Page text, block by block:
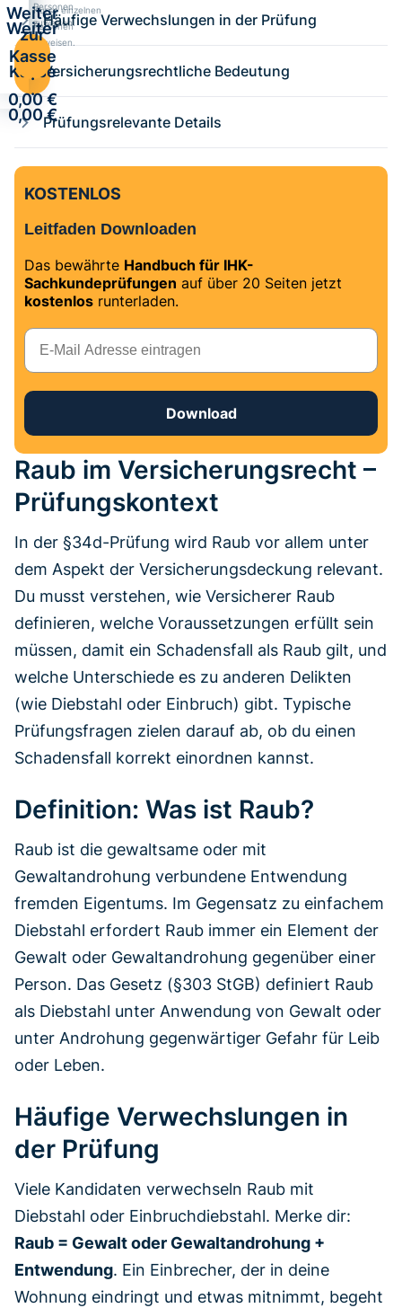
Personen
zuweisen.
Weiter
zur
Kasse
·
0,00 €
Kurse einzelnen
Personen
zuweisen.
Weiter
zur
Kasse
·
0,00 €
Häufige Verwechslungen in der Prüfung
Versicherungsrechtliche Bedeutung
Prüfungsrelevante Details
KOSTENLOS
Leitfaden Downloaden
Das bewährte Handbuch für IHK-
Sachkundeprüfungen auf über 20 Seiten jetzt
kostenlos runterladen.
E-Mail
Download
Raub im Versicherungsrecht –
Prüfungskontext
In der §34d-Prüfung wird Raub vor allem unter
dem Aspekt der Versicherungsdeckung relevant.
Du musst verstehen, wie Versicherer Raub
definieren, welche Voraussetzungen erfüllt sein
müssen, damit ein Schadensfall als Raub gilt, und
welche Unterschiede es zu anderen Delikten
(wie Diebstahl oder Einbruch) gibt. Typische
Prüfungsfragen zielen darauf ab, ob du einen
Schadensfall korrekt einordnen kannst.
Definition: Was ist Raub?
Raub ist die gewaltsame oder mit
Gewaltandrohung verbundene Entwendung
fremden Eigentums. Im Gegensatz zu einfachem
Diebstahl erfordert Raub immer ein Element der
Gewalt oder Gewaltandrohung gegenüber einer
Person. Das Gesetz (§303 StGB) definiert Raub
als Diebstahl unter Anwendung von Gewalt oder
unter Androhung gegenwärtiger Gefahr für Leib
oder Leben.
Häufige Verwechslungen in
der Prüfung
Viele Kandidaten verwechseln Raub mit
Diebstahl oder Einbruchdiebstahl. Merke dir:
Raub = Gewalt oder Gewaltandrohung +
Entwendung. Ein Einbrecher, der in deine
Wohnung eindringt und etwas mitnimmt, begeht